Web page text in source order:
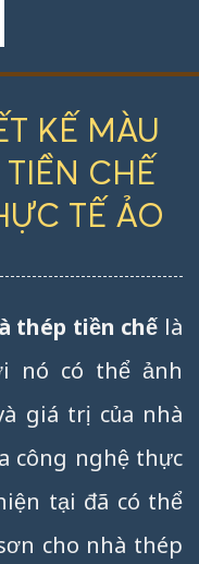
KẾ MÀU
CHẾ
TẾ ẢO
thép tiền chế là
nó có thể ảnh
giá trị của nhà
công nghệ thực
tại đã có thể
cho nhà thép